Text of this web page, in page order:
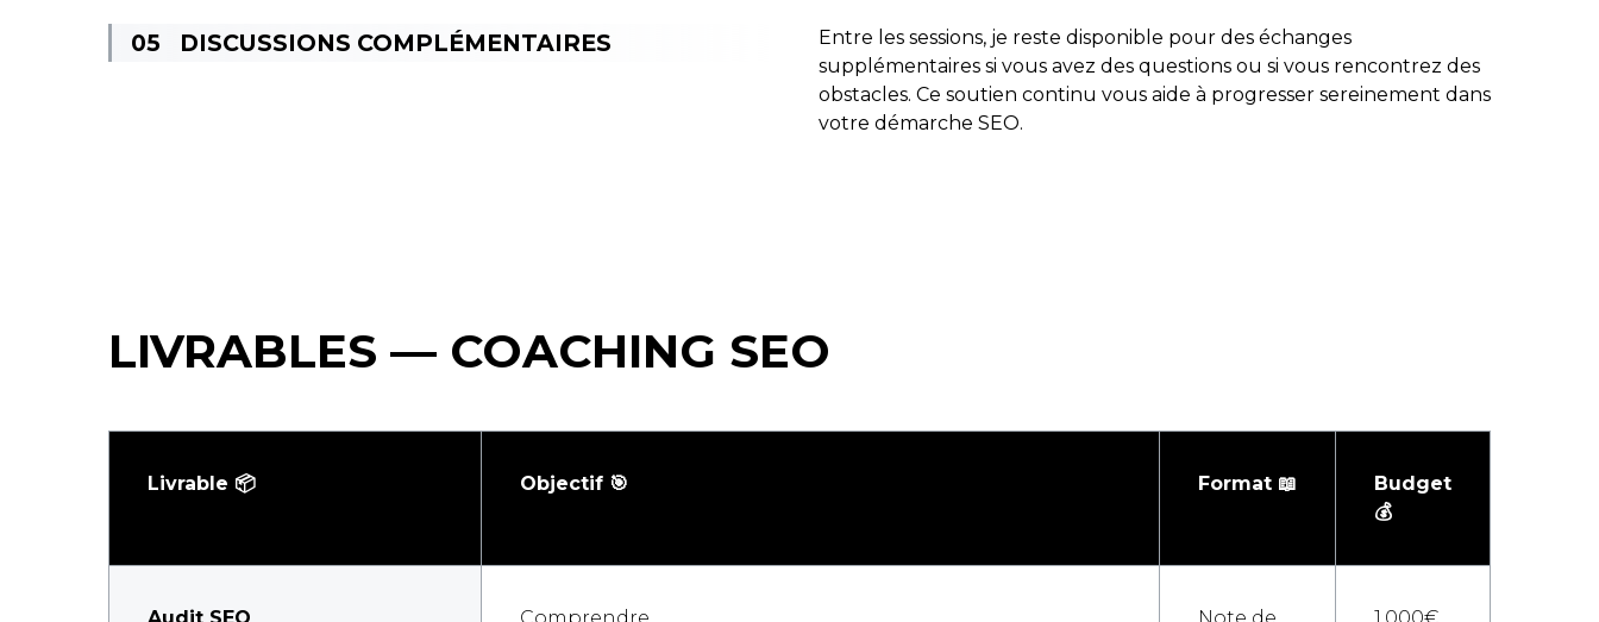
DISCUSSIONS COMPLÉMENTAIRES
Entre les sessions, je reste disponible pour des échanges
supplémentaires si vous avez des questions ou si vous rencontrez des
obstacles. Ce soutien continu vous aide à progresser sereinement dans
votre démarche SEO.
LIVRABLES — COACHING SEO
Livrable 📦 Objectif 🎯 Format 📖
Budget
💰